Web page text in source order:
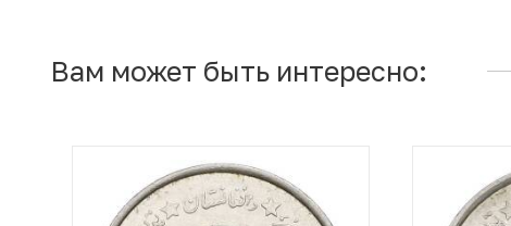
Вам может быть интересно: